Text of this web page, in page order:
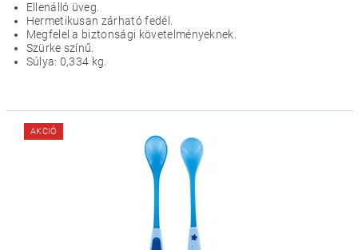
Ellenálló üveg.
Hermetikusan zárható fedél.
Megfelel a biztonsági követelményeknek.
Szürke színű.
Súlya: 0,334 kg.
AKCIÓ